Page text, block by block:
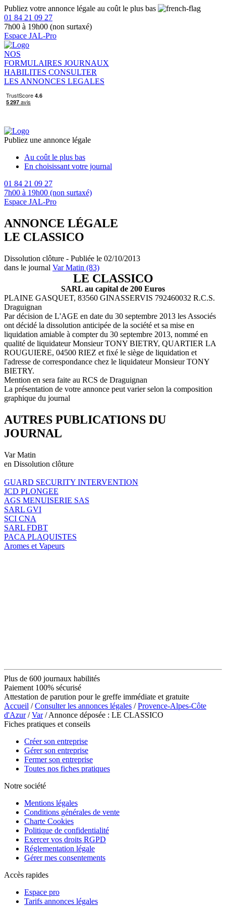
Publiez votre annonce légale au coût le plus bas
01 84 21 09 27
7h00 à 19h00 (non surtaxé)
Espace JAL-Pro
NOS
FORMULAIRES JOURNAUX
HABILITES CONSULTER
LES ANNONCES LEGALES
Publiez une annonce légale
Au coût le plus bas
En choisissant votre journal
01 84 21 09 27
7h00 à 19h00 (non surtaxé)
Espace JAL-Pro
ANNONCE LÉGALE
LE CLASSICO
Dissolution clôture - Publiée le 02/10/2013
dans le journal Var Matin (83)
LE CLASSICO
SARL au capital de 200 Euros
PLAINE GASQUET, 83560 GINASSERVIS 792460032 R.C.S.
Draguignan
Par décision de L'AGE en date du 30 septembre 2013 les Associés
ont décidé la dissolution anticipée de la société et sa mise en
liquidation amiable à compter du 30 septembre 2013, nommé en
qualité de liquidateur Monsieur TONY BIETRY, QUARTIER LA
ROUGUIERE, 04500 RIEZ et fixé le siège de liquidation et
l'adresse de correspondance chez le liquidateur Monsieur TONY
BIETRY.
Mention en sera faite au RCS de Draguignan
La présentation de votre annonce peut varier selon la composition
graphique du journal
AUTRES PUBLICATIONS DU
JOURNAL
Var Matin
en Dissolution clôture
GUARD SECURITY INTERVENTION
JCD PLONGEE
AGS MENUISERIE SAS
SARL GVI
SCI CNA
SARL FDBT
PACA PLAQUISTES
Aromes et Vapeurs
Plus de 600 journaux habilités
Paiement 100% sécurisé
Attestation de parution pour le greffe immédiate et gratuite
Accueil /Consulter les annonces légales /Provence-Alpes-Côte
d'Azur/Var/ Annonce déposée : LE CLASSICO
Fiches pratiques et conseils
Créer son entreprise
Gérer son entreprise
Fermer son entreprise
Toutes nos fiches pratiques
Notre société
Mentions légales
Conditions générales de vente
Charte Cookies
Politique de confidentialité
Exercer vos droits RGPD
Réglementation légale
Gérer mes consentements
Accès rapides
Espace pro
Tarifs annonces légales